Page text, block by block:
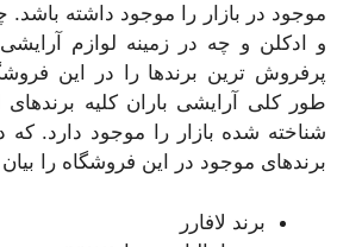
موجود در بازار را موجود داشته باشد.
و ادکلن و چه در زمینه لوازم
پرفروش ترین برندها را در این
طور کلی آرایشی باران کلیه
شناخته شده بازار را موجود دارد. که
برندهای موجود در این فروشگاه را
برند لافارر